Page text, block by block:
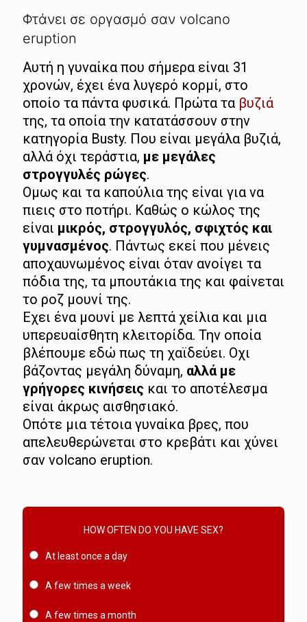
Φτάνει σε οργασμό σαν volcano
eruption
Αυτή η γυναίκα που σήμερα είναι 31
χρονών, έχει ένα λυγερό κορμί, στο
οποίο τα πάντα φυσικά. Πρώτα τα βυζιά
της, τα οποία την κατατάσσουν στην
κατηγορία Busty. Που είναι μεγάλα βυζιά,
αλλά όχι τεράστια, με μεγάλες
στρογγυλές ρώγες.
Ομως και τα καπούλια της είναι για να
πιεις στο ποτήρι. Καθώς ο κώλος της
είναι μικρός, στρογγυλός, σφιχτός και
γυμνασμένος. Πάντως εκεί που μένεις
αποχαυνωμένος είναι όταν ανοίγει τα
πόδια της, τα μπουτάκια της και φαίνεται
το ροζ μουνί της.
Εχει ένα μουνί με λεπτά χείλια και μια
υπερευαίσθητη κλειτορίδα. Την οποία
βλέπουμε εδώ πως τη χαϊδεύει. Οχι
βάζοντας μεγάλη δύναμη, αλλά με
γρήγορες κινήσεις και το αποτέλεσμα
είναι άκρως αισθησιακό.
Οπότε μια τέτοια γυναίκα βρες, που
απελευθερώνεται στο κρεβάτι και χύνει
σαν volcano eruption.
HOW OFTEN DO YOU HAVE SEX?
At least once a day
A few times a week
A few times a month